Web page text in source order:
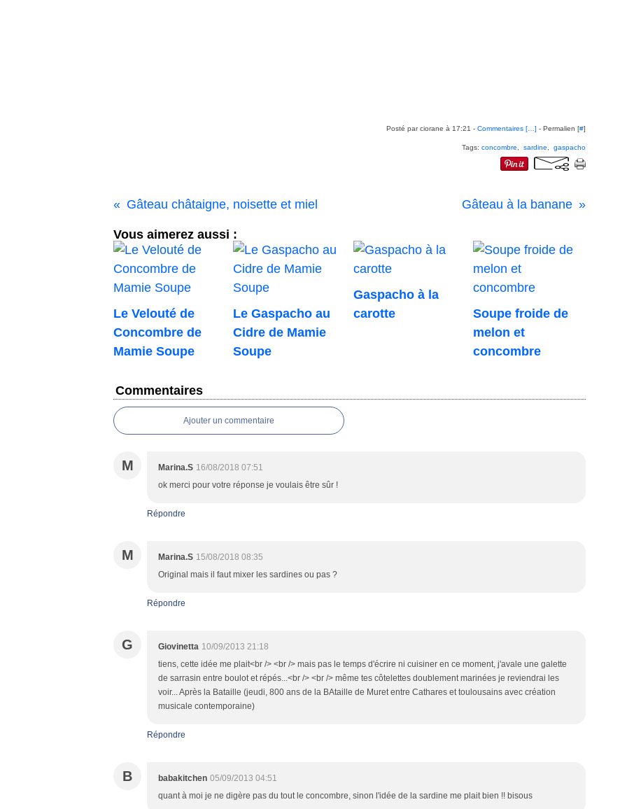
Posté par ciorane à 17:21 - Commentaires [ ] - Permalien [#]
Tags: concombre sardine gaspacho
Gâteau châtaigne, noisette et miel Gâteau à la banane
Vous aimerez aussi :
Le Velouté de
Concombre de
Mamie Soupe
Le Gaspacho au
Cidre de Mamie
Soupe
Gaspacho à la
carotte
Soupe froide de
melon et
concombre
Commentaires
Ajouter un commentaire
M Marina.S 16/08/2018 07:51
ok merci pour votre réponse je voulais être sûr !
Répondre
M Marina.S 15/08/2018 08:35
Original mais il faut mixer les sardines ou pas ?
Répondre
G Giovinetta 10/09/2013 21:18
tiens, cette idée me plait<br /> <br /> mais pas le temps d'écrire ni cuisiner en ce moment, j'avale une galette
de sarrasin entre boulot et répés...<br /> <br /> même tes côtelettes doublement marinées je reviendrai les
voir... Après la Bataille (jeudi, 800 ans de la BAtaille de Muret entre Cathares et toulousains avec création
musicale contemporaine)
Répondre
B babakitchen 05/09/2013 04:51
quant à moi je ne digère pas du tout le concombre, sinon l'idée de la sardine me plait bien !! bisous